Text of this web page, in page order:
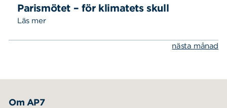
Parismötet – för klimatets skull
Läs mer
nästa månad
Om AP7